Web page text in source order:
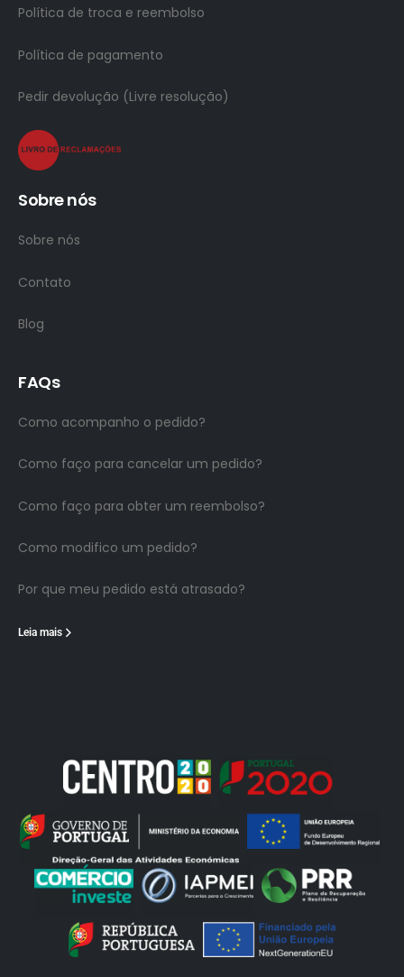
Política de troca e reembolso
Política de pagamento
Pedir devolução (Livre resolução)
Sobre nós
Sobre nós
Contato
Blog
FAQs
Como acompanho o pedido?
Como faço para cancelar um pedido?
Como faço para obter um reembolso?
Como modifico um pedido?
Por que meu pedido está atrasado?
Leia mais